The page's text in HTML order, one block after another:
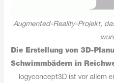
Augmented-Reality-Projekt,
Die Erstellung von 3D-
Schwimmbädern in
logyconcept3D ist vor allem